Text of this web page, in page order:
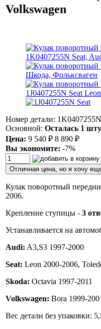
Volkswagen
Номер детали: 1K0407255N
Основной: Осталась 1
Цена: 9 540 ₽ 8 890 ₽
Вы экономите: -7%
Отличная цена, но я хочу
Кулак поворотный
2006.
Крепление ступицы - 3
Устанавливается на
Audi: A3,S3 1997-2000
Seat: Leon 2000-2006,
Skoda: Octavia 1997-2011
Volkswagen: Bora 1999-
Вес детали без упаковки: